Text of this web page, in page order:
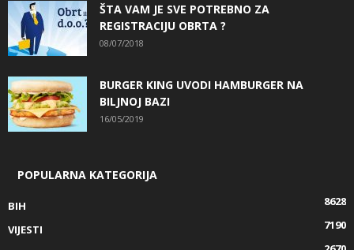
ŠTA VAM JE SVE POTREBNO ZA
REGISTRACIJU OBRTA ?
08/07/2018
BURGER KING UVODI HAMBURGER NA
BILJNOJ BAZI
16/05/2019
POPULARNA KATEGORIJA
BIH
8628
VIJESTI
7190